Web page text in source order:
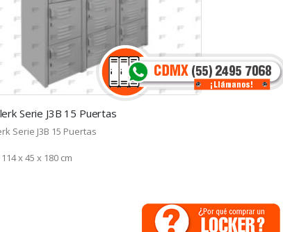
Serie J3B 15 Puertas
Serie J3B 15 Puertas
x 45 x 180 cm